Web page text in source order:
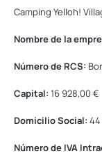
Camping Yelloh!
Nombre de la
Número de RCS:
Capital: 16 928,00 €
Domicilio Social: 44
Número de IVA